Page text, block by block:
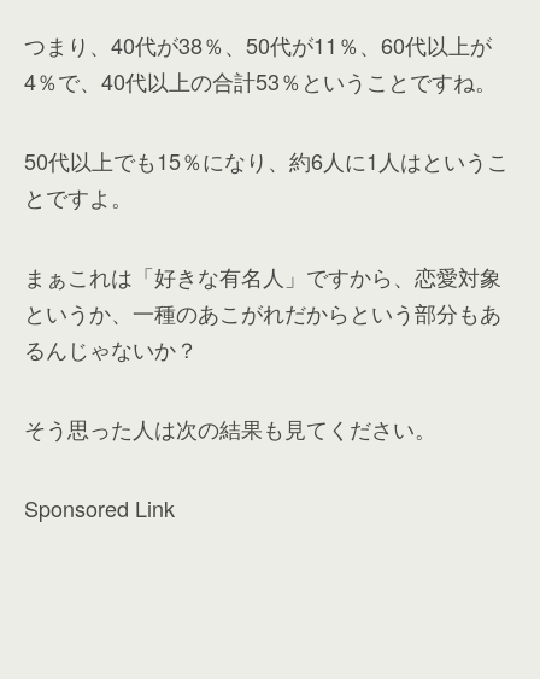
つまり、40代が38％、50代が11％、60代以上が
4％で、40代以上の合計53％ということですね。
50代以上でも15％になり、約6人に1人はというこ
とですよ。
まぁこれは「好きな有名人」ですから、恋愛対象
というか、一種のあこがれだからという部分もあ
るんじゃないか？
そう思った人は次の結果も見てください。
Sponsored Link